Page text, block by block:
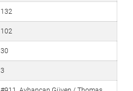
132
102
30
3